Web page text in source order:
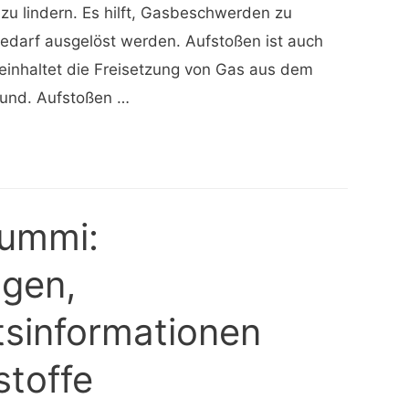
lindern. Es hilft, Gasbeschwerden zu
ausgelöst werden. Aufstoßen ist auch
die Freisetzung von Gas aus dem
Aufstoßen …